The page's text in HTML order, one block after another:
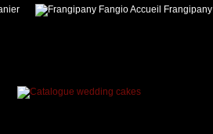
Accueil Frangipany